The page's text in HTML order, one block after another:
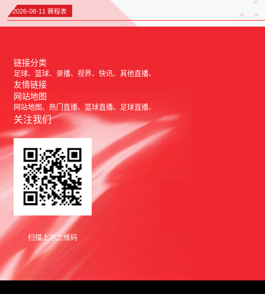
2026-08-11 赛程表
链接分类
足球 篮球 录播 视界 快讯 其他直播
友情链接
网站地图
网站地图 热门直播 篮球直播 足球直播
关注我们
扫描上方二维码